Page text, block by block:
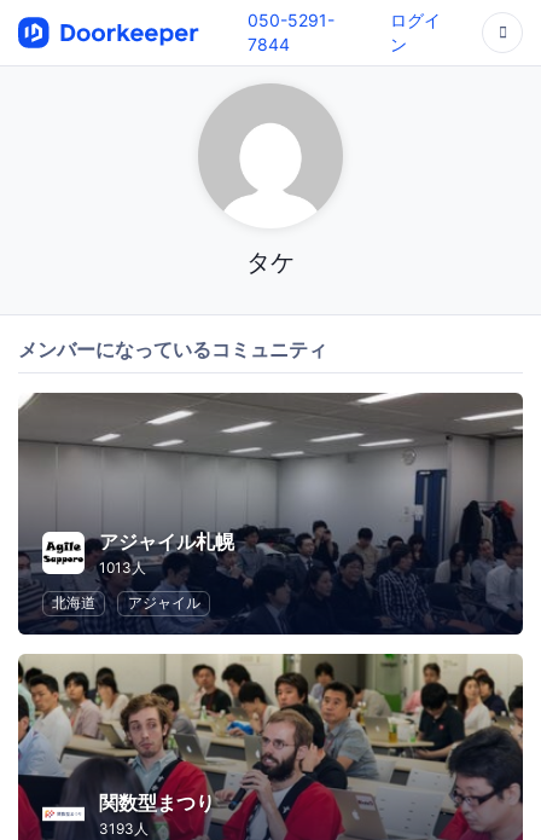
050-5291-
7844
ログイ
ン
タケ
メンバーになっているコミュニティ
アジャイル札幌
1013人
北海道
アジャイル
関数型まつり
3193人